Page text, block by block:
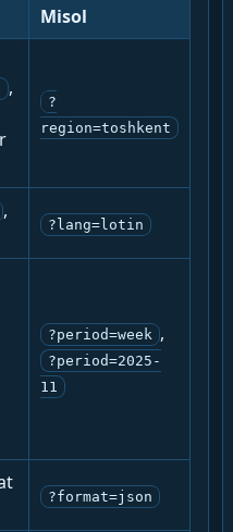
Misol
,
?
region=toshkent
,
?lang=lotin
?period=week ,
?period=2025-
11
?format=json